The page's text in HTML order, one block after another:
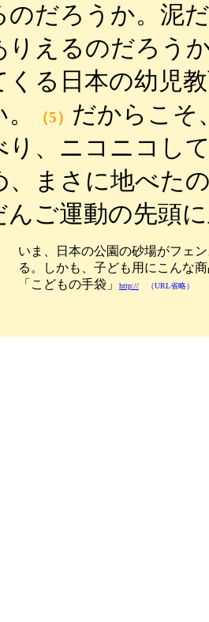
のだろうか。泥
りえるのだろう
くる日本の幼児
（5） だからこそ
り、ニコニコし
、まさに地べた
んご運動の先頭
いま、日本の公園の砂場がフェ
る。しかも、子ども用にこんな
「こどもの手袋」
http:// （URL省略）